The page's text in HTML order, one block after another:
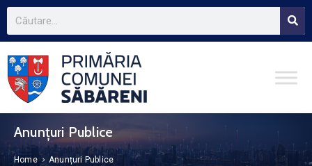
Anunțuri Publice
Home Anunțuri Publice